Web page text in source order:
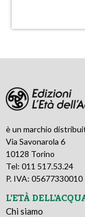
è un marchio
Via Savonarola 6
10128 Torino
Tel: 011 517.53.24
P. IVA: 05677330010
L'ETÀ
Chi siamo